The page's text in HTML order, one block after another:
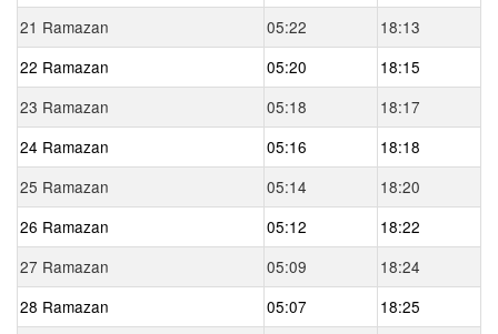
21 Ramazan
05:22
18:13
22 Ramazan
05:20
18:15
23 Ramazan
05:18
18:17
24 Ramazan
05:16
18:18
25 Ramazan
05:14
18:20
26 Ramazan
05:12
18:22
27 Ramazan
05:09
18:24
28 Ramazan
05:07
18:25